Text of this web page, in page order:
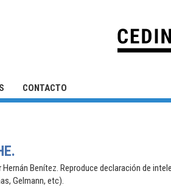
CONTACTO
Benítez. Reproduce declaración de
Gelmann, etc).